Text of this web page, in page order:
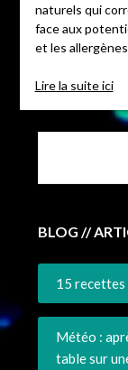
naturels qui
face aux
et les
Lire la suite ici
BLOG //
15 recettes
Météo :
table sur